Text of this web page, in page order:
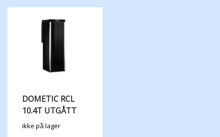
DOMETIC RCL
10.4T UTGÅTT
ikke på lager